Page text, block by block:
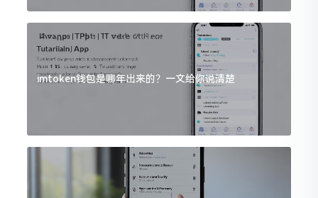
imtoken钱包是哪年出来的？一文给你说清楚